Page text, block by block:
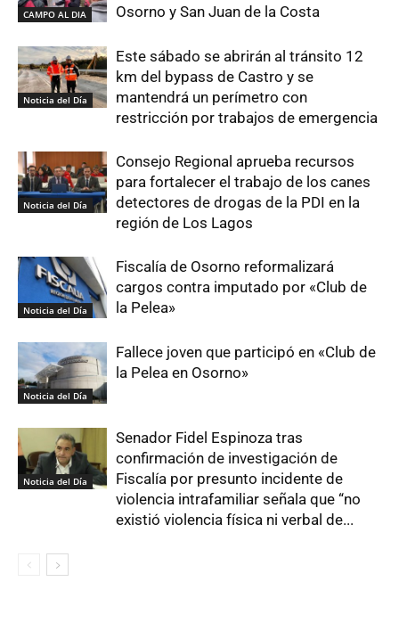
CAMPO AL DIA
Osorno y San Juan de la Costa
Noticia del Día
Este sábado se abrirán al tránsito 12
km del bypass de Castro y se
mantendrá un perímetro con
restricción por trabajos de emergencia
Noticia del Día
Consejo Regional aprueba recursos
para fortalecer el trabajo de los canes
detectores de drogas de la PDI en la
región de Los Lagos
Noticia del Día
Fiscalía de Osorno reformalizará
cargos contra imputado por «Club de
la Pelea»
Noticia del Día
Fallece joven que participó en «Club de
la Pelea en Osorno»
Noticia del Día
Senador Fidel Espinoza tras
confirmación de investigación de
Fiscalía por presunto incidente de
violencia intrafamiliar señala que “no
existió violencia física ni verbal de...